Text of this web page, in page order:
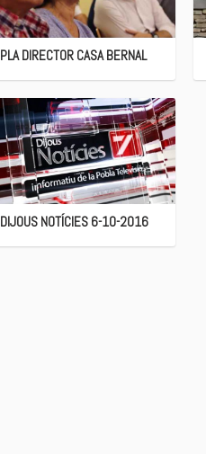
PLA DIRECTOR CASA BERNAL
DIJOUS NOTÍCIES 6-10-2016